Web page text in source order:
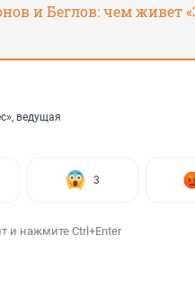
и Беглов: чем живет
ведущая
3
и нажмите Ctrl+Enter